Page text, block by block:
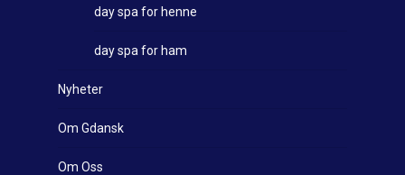
day spa for henne
day spa for ham
Nyheter
Om Gdansk
Om Oss